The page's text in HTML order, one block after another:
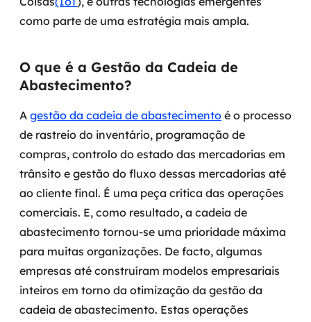
Sustentação de aplicações
Monitoramento 24x7
Suporte a banco de dados
FinOps
Billing Cloud
Gestão de infraestrutura
Escalar com segurança
Pentest
DevSecOps
como parte de uma estratégia mais ampla.
O que é a Gestão da Cadeia de
Abastecimento?
A gestão da cadeia de abastecimento é o processo
de rastreio do inventário, programação de
compras, controlo do estado das mercadorias em
trânsito e gestão do fluxo dessas mercadorias até
ao cliente final. É uma peça crítica das operações
comerciais. E, como resultado, a cadeia de
abastecimento tornou-se uma prioridade máxima
para muitas organizações. De facto, algumas
empresas até construíram modelos empresariais
inteiros em torno da otimização da gestão da
cadeia de abastecimento. Estas operações